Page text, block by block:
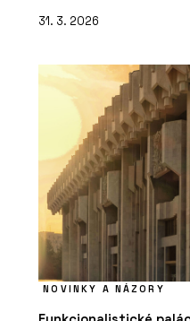
31. 3. 2026
NOVINKY A NÁZORY